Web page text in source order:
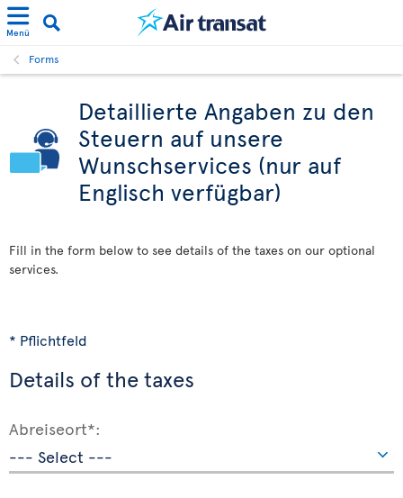
Menü
Forms
Detaillierte Angaben zu den
Steuern auf unsere
Wunschservices (nur auf
Englisch verfügbar)
Fill in the form below to see details of the taxes on our optional
services.
* Pflichtfeld
Details of the taxes
Abreiseort*: